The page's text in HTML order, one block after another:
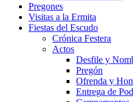
Pregones
Visitas a la Ermita
Fiestas del Escudo
Crónica Festera
Actos
Desfile y
Pregón
Ofrenda y
Entrega de